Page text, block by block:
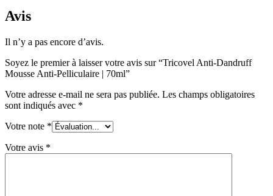
Avis
Il n’y a pas encore d’avis.
Soyez le premier à laisser votre avis sur “Tricovel Anti-Dandruff
Mousse Anti-Pelliculaire | 70ml”
Votre adresse e-mail ne sera pas publiée. Les champs obligatoires
sont indiqués avec *
Votre note *
Votre avis *